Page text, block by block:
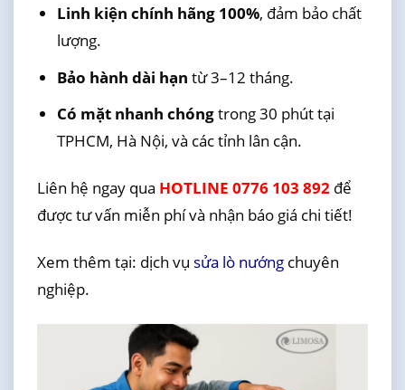
Linh kiện chính hãng 100%, đảm bảo chất
lượng.
Bảo hành dài hạn từ 3–12 tháng.
Có mặt nhanh chóngtrong 30 phút tại
TPHCM, Hà Nội, và các tỉnh lân cận.
Liên hệ ngay qua HOTLINE 0776 103 892để
được tư vấn miễn phí và nhận báo giá chi tiết!
Xem thêm tại: dịch vụ sửa lò nướngchuyên
nghiệp.